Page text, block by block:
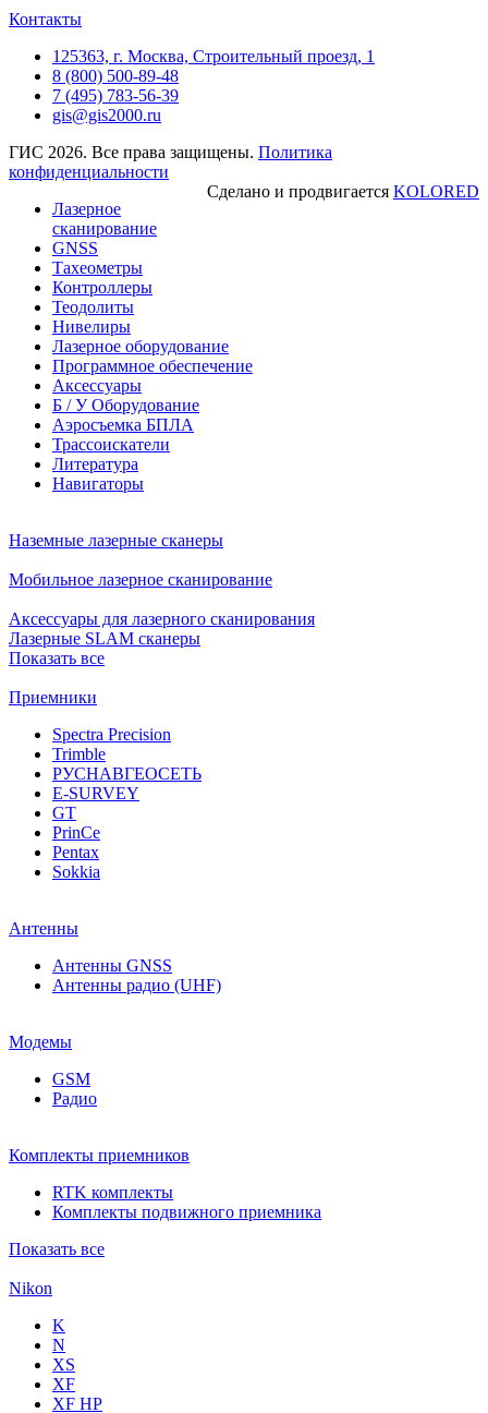
Контакты
125363, г. Москва, Строительный проезд, 1
8 (800) 500-89-48
7 (495) 783-56-39
gis@gis2000.ru
ГИС 2026. Все права защищены. Политика
конфиденциальности
Сделано и продвигается KOLORED
Лазерное
сканирование
GNSS
Тахеометры
Контроллеры
Теодолиты
Нивелиры
Лазерное оборудование
Программное обеспечение
Аксессуары
Б / У Оборудование
Аэросъемка БПЛА
Трассоискатели
Литература
Навигаторы
Наземные лазерные сканеры
Мобильное лазерное сканирование
Аксессуары для лазерного сканирования
Лазерные SLAM сканеры
Показать все
Приемники
Spectra Precision
Trimble
РУСНАВГЕОСЕТЬ
E-SURVEY
GT
PrinCe
Pentax
Sokkia
Антенны
Антенны GNSS
Антенны радио (UHF)
Модемы
GSM
Радио
Комплекты приемников
RTK комплекты
Комплекты подвижного приемника
Показать все
Nikon
K
N
XS
XF
XF НР